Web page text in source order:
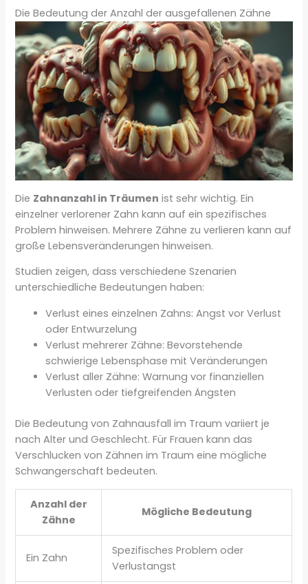
Die Bedeutung der Anzahl der ausgefallenen Zähne
Die Zahnanzahl in Träumen ist sehr wichtig. Ein
einzelner verlorener Zahn kann auf ein spezifisches
Problem hinweisen. Mehrere Zähne zu verlieren kann auf
große Lebensveränderungen hinweisen.
Studien zeigen, dass verschiedene Szenarien
unterschiedliche Bedeutungen haben:
Verlust eines einzelnen Zahns: Angst vor Verlust
oder Entwurzelung
Verlust mehrerer Zähne: Bevorstehende
schwierige Lebensphase mit Veränderungen
Verlust aller Zähne: Warnung vor finanziellen
Verlusten oder tiefgreifenden Ängsten
Die Bedeutung von Zahnausfall im Traum variiert je
nach Alter und Geschlecht. Für Frauen kann das
Verschlucken von Zähnen im Traum eine mögliche
Schwangerschaft bedeuten.
Anzahl der
Zähne
Mögliche Bedeutung
Ein Zahn
Spezifisches Problem oder
Verlustangst